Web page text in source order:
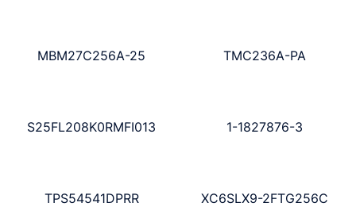
MBM27C256A-25 TMC236A-PA
S25FL208K0RMFI013 1-1827876-3
TPS54541DPRR XC6SLX9-2FTG256C